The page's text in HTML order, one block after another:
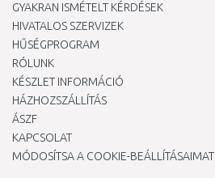
GYAKRAN ISMÉTELT KÉRDÉSEK
HIVATALOS SZERVIZEK
HŰSÉGPROGRAM
RÓLUNK
KÉSZLET INFORMÁCIÓ
HÁZHOZSZÁLLÍTÁS
ÁSZF
KAPCSOLAT
MÓDOSÍTSA A COOKIE-BEÁLLÍTÁSAIMAT